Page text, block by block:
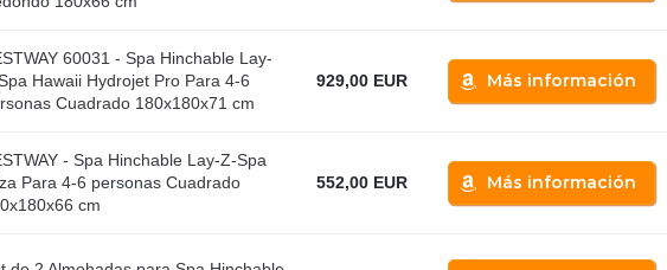
60031 - Spa Hinchable Lay-
Hawaii Hydrojet Pro Para 4-6
Cuadrado 180x180x71 cm
929,00 EUR Más información
- Spa Hinchable Lay-Z-Spa
Para 4-6 personas Cuadrado
cm
552,00 EUR Más información